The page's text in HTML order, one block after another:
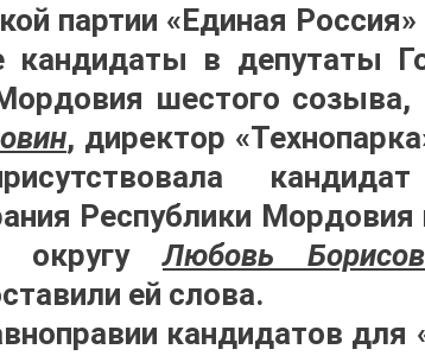
партии «Единая
кандидаты в депутаты
шестого
, директор
Республики
округуЛюбовь
ей слова.
кандидатов для